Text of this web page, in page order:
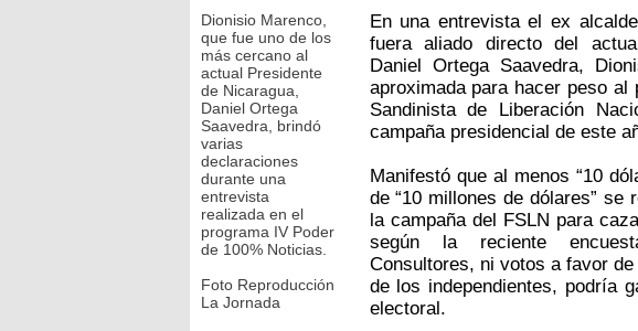
Dionisio Marenco,
que fue uno de los
más cercano al
actual Presidente
de Nicaragua,
Daniel Ortega
Saavedra, brindó
varias
declaraciones
durante una
entrevista
realizada en el
programa IV Poder
de 100% Noticias.
Foto Reproducción
La Jornada
En una entrevista el ex
fuera aliado directo del
Daniel Ortega Saavedra,
aproximada para hacer peso al
Sandinista de Liberación
campaña presidencial de este
Manifestó que al menos “10
de “10 millones de dólares” se
la campaña del FSLN para
según la reciente
Consultores, ni votos a favor
de los independientes, podría
electoral.